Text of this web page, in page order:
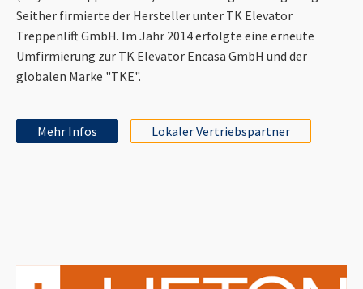
Seither firmierte der Hersteller unter TK Elevator
Treppenlift GmbH. Im Jahr 2014 erfolgte eine erneute
Umfirmierung zur TK Elevator Encasa GmbH und der
globalen Marke "TKE".
Mehr Infos Lokaler Vertriebspartner